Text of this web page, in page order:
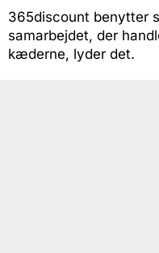
365discount benytter
samarbejdet, der
kæderne, lyder det.